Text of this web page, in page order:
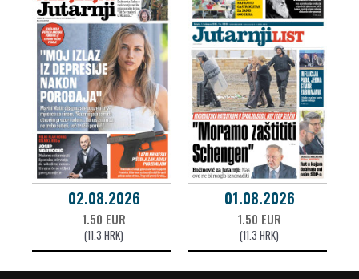
02.08.2026
1.50 EUR
(11.3 HRK)
01.08.2026
1.50 EUR
(11.3 HRK)